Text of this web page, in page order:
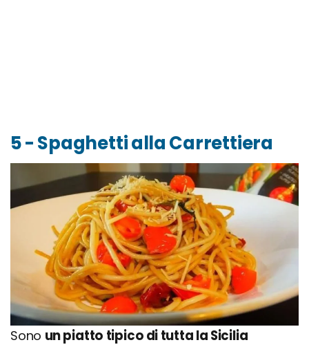
5 - Spaghetti alla Carrettiera
Sono un piatto tipico di tutta la Sicilia